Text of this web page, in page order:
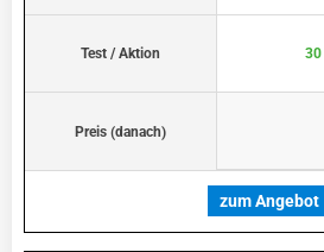
Test / Aktion
Preis (danach)
30
zum Angebot